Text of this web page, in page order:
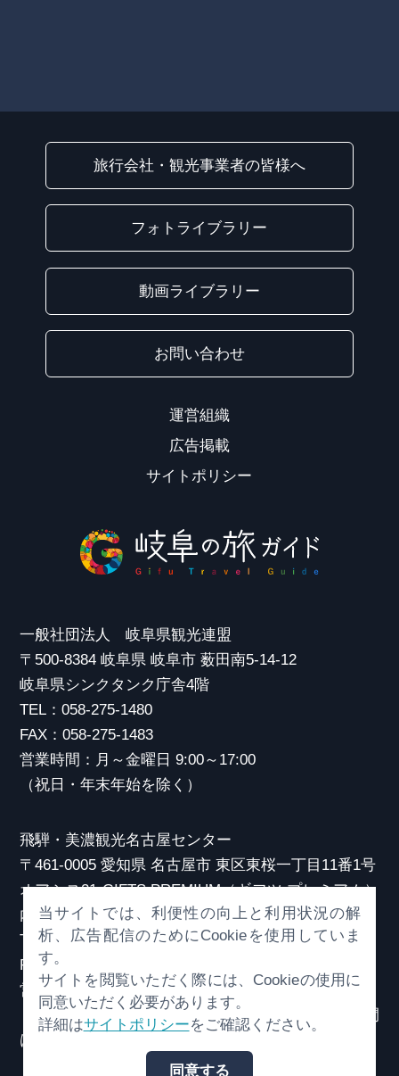
旅行会社・観光事業者の皆様へ
フォトライブラリー
動画ライブラリー
お問い合わせ
運営組織
広告掲載
サイトポリシー
一般社団法人 岐阜県観光連盟
〒500-8384 岐阜県 岐阜市 薮田南5-14-12
岐阜県シンクタンク庁舎4階
TEL：058-275-1480
FAX：058-275-1483
営業時間：月～金曜日 9:00～17:00
（祝日・年末年始を除く）
飛騨・美濃観光名古屋センター
〒461-0005 愛知県 名古屋市 東区東桜一丁目11番1号
オアシス21 GIFTS PREMIUM（ギフツ プレミアム）
内
TEL：052-253-6185
FAX：052-253-6186
営業時間：10:00～21:00
（原則、元日を除き年中無休）※観光相談対応時間
は18:30まで
当サイトでは、利便性の向上と利用状況の解
析、広告配信のためにCookieを使用していま
す。
サイトを閲覧いただく際には、Cookieの使用に
同意いただく必要があります。
詳細はサイトポリシーをご確認ください。
同意する